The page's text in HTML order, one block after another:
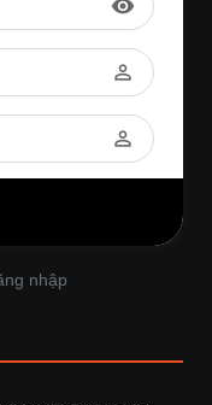
visibility
perm_identity
perm_identity
nhập